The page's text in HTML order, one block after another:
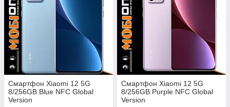
Смартфон Xiaomi 12 5G
8/256GB Blue NFC Global
Version
Смартфон Xiaomi 12 5G
8/256GB Purple NFC Global
Version